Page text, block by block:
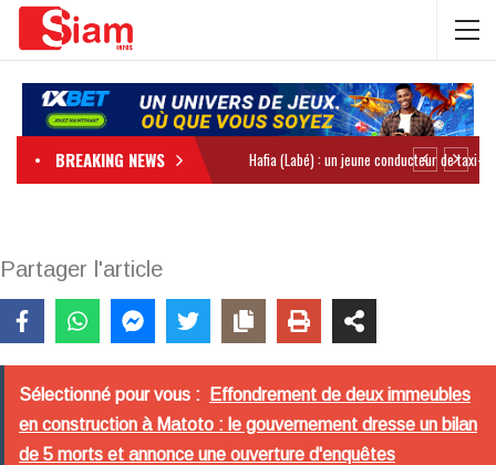
BREAKING NEWS
Partager l'article
Sélectionné pour vous :
Effondrement de deux immeubles
en construction à Matoto : le gouvernement dresse un bilan
de 5 morts et annonce une ouverture d'enquêtes